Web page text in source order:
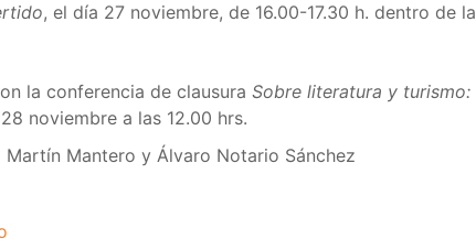
, el día 27 noviembre, de 16.00-17.30 h. dentro de la
la conferencia de clausura Sobre literatura y turismo:
noviembre a las 12.00 hrs.
Mantero y Álvaro Notario Sánchez